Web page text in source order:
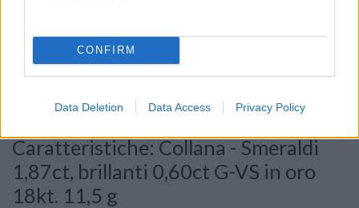
CONFIRM
Data Deletion Data Access Privacy Policy
Caratteristiche: Collana - Smeraldi
1,87ct, brillanti 0,60ct G-VS in oro
18kt. 11,5 g